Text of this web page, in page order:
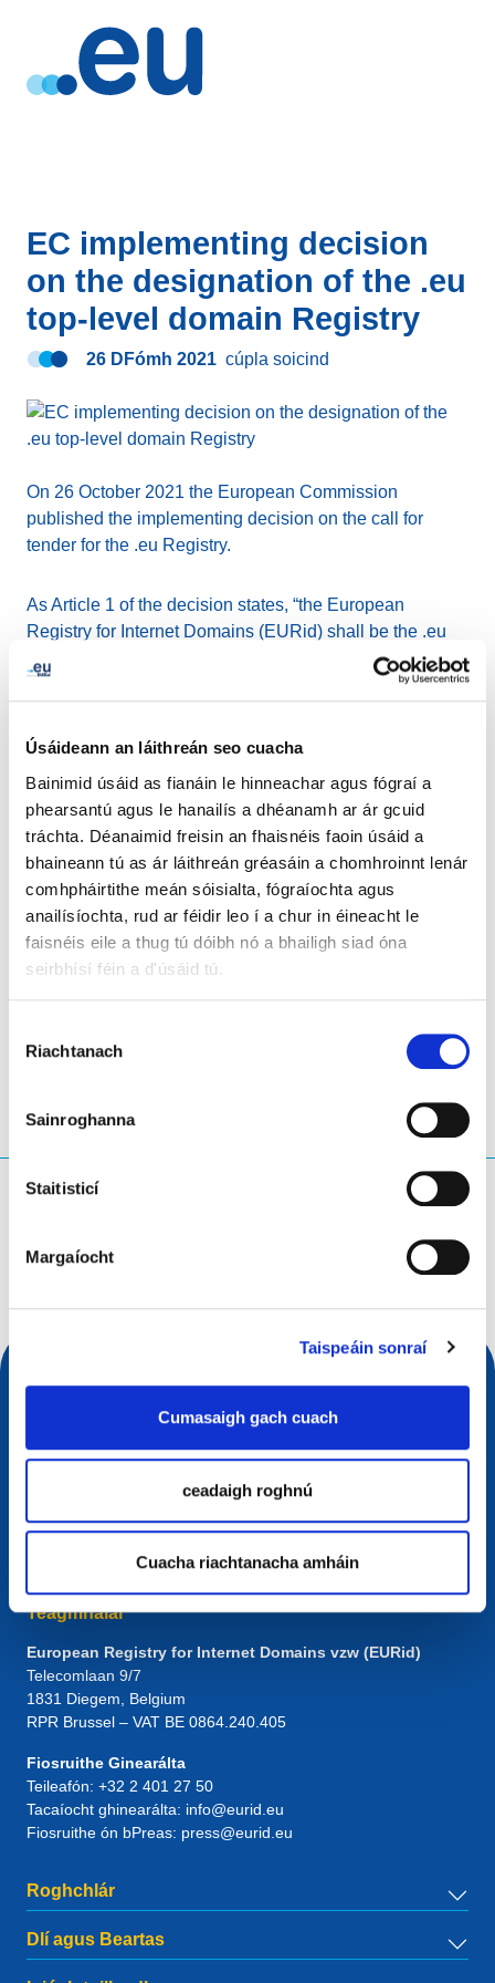
Úsáideann an láithreán seo cuacha
Bainimid úsáid as fianáin le hinneachar agus fógraí a
phearsantú agus le hanailís a dhéanamh ar ár gcuid
tráchta. Déanaimid freisin an fhaisnéis faoin úsáid a
bhaineann tú as ár láithreán gréasáin a chomhroinnt lenár
comhpháirtithe meán sóisialta, fógraíochta agus
anailísíochta, rud ar féidir leo í a chur in éineacht le
faisnéis eile a thug tú dóibh nó a bhailigh siad óna
seirbhísí féin a d'úsáid tú.
Toilithe
Riachtanach
Sainroghanna
Staitisticí
Margaíocht
Taispeáin sonraí
Cumasaigh gach cuach
ceadaigh roghnú
Cuacha riachtanacha amháin
EC implementing decision
on the designation of the .eu
top-level domain Registry
26 DFómh 2021 cúpla soicind
On 26 October 2021 the European Commission
published the implementing decision on the call for
tender for the .eu Registry.
As Article 1 of the decision states, “the European
Registry for Internet Domains (EURid) shall be the .eu
organisation, management and administration of the .eu
(EU) 2019/517”.
The new service concession contract shall have an
initial period of five years and may be extended once for
Please find the full document here
Cad atá á chuardach agat?
Teagmhálaí
European Registry for Internet Domains vzw (EURid)
Telecomlaan 9/7
1831 Diegem , Belgium
RPR Brussel – VAT BE 0864.240.405
Fiosruithe Ginearálta
Teileafón: +32 2 401 27 50
Tacaíocht ghinearálta: info@eurid.eu
Fiosruithe ón bPreas: press@eurid.eu
Roghchlár
Dlí agus Beartas